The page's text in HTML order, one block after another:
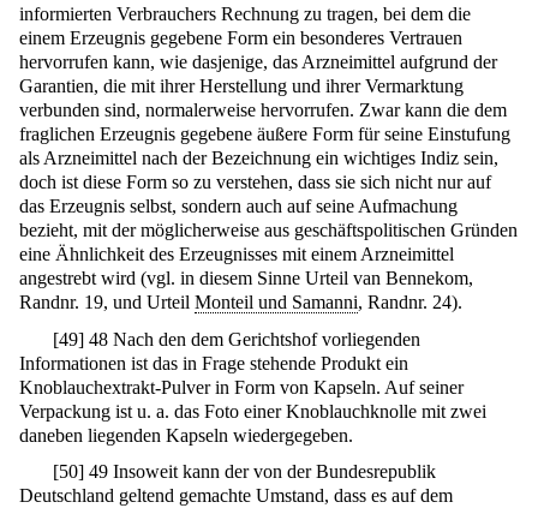
informierten Verbrauchers Rechnung zu tragen, bei dem die
einem Erzeugnis gegebene Form ein besonderes Vertrauen
hervorrufen kann, wie dasjenige, das Arzneimittel aufgrund der
Garantien, die mit ihrer Herstellung und ihrer Vermarktung
verbunden sind, normalerweise hervorrufen. Zwar kann die dem
fraglichen Erzeugnis gegebene äußere Form für seine Einstufung
als Arzneimittel nach der Bezeichnung ein wichtiges Indiz sein,
doch ist diese Form so zu verstehen, dass sie sich nicht nur auf
das Erzeugnis selbst, sondern auch auf seine Aufmachung
bezieht, mit der möglicherweise aus geschäftspolitischen Gründen
eine Ähnlichkeit des Erzeugnisses mit einem Arzneimittel
angestrebt wird (vgl. in diesem Sinne Urteil van Bennekom,
Randnr. 19, und Urteil Monteil und Samanni, Randnr. 24).
[49] 48 Nach den dem Gerichtshof vorliegenden
Informationen ist das in Frage stehende Produkt ein
Knoblauchextrakt-Pulver in Form von Kapseln. Auf seiner
Verpackung ist u. a. das Foto einer Knoblauchknolle mit zwei
daneben liegenden Kapseln wiedergegeben.
[50] 49 Insoweit kann der von der Bundesrepublik
Deutschland geltend gemachte Umstand, dass es auf dem